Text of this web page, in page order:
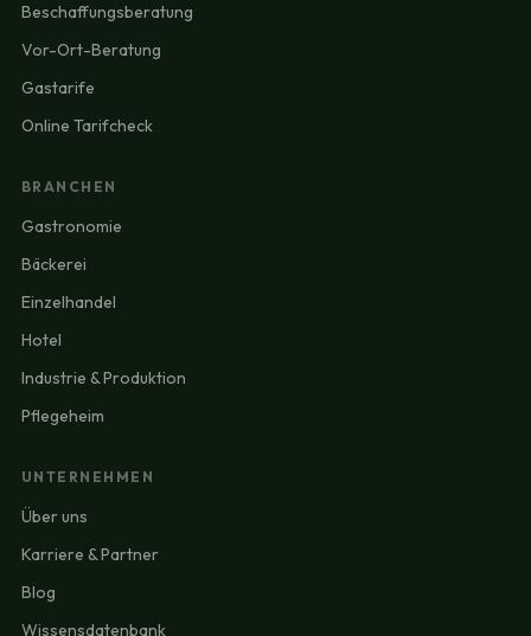
Beschaffungsberatung
Vor-Ort-Beratung
Gastarife
Online Tarifcheck
BRANCHEN
Gastronomie
Bäckerei
Einzelhandel
Hotel
Industrie & Produktion
Pflegeheim
UNTERNEHMEN
Über uns
Karriere & Partner
Blog
Wissensdatenbank